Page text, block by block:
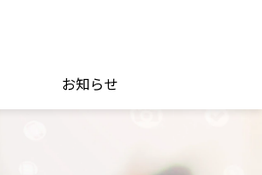
お知らせ